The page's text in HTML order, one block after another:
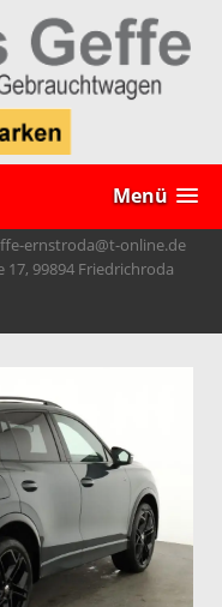
Menü
ernstroda@t-online.de
99894 Friedrichroda